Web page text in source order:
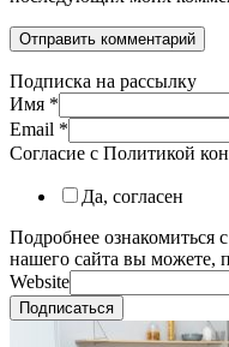
Подписка на рассылку
Имя *
Email *
Согласие с Политикой
Да, согласен
Подробнее ознакомиться
нашего сайта вы можете,
Website
Подписаться